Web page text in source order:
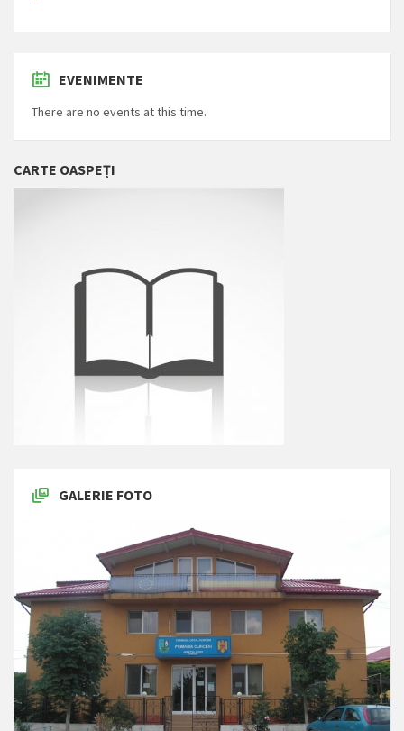
EVENIMENTE
There are no events at this time.
CARTE OASPEȚI
GALERIE FOTO